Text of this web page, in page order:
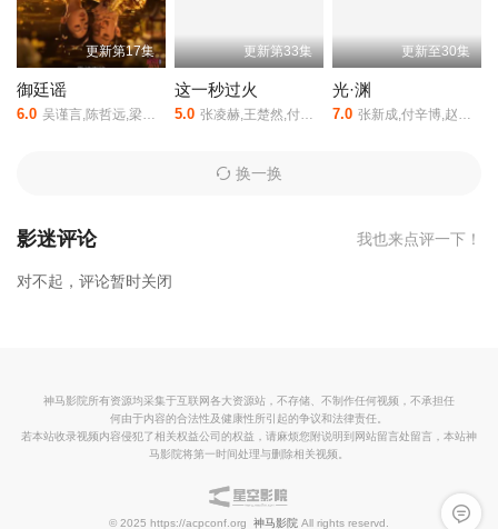
更新第17集
御廷谣
6.0 吴谨言,陈哲远,梁永棋,赵昭仪,张南,郭品超,盛一伦,吴岱融,黄祖鑫,宋麒
更新第33集
这一秒过火
5.0 张凌赫,王楚然,付辛博,徐振轩,鹤秋,王籽苏,胡杏儿,沙宝亮,吴莫愁,毛孩,鹿骐,苇青,刘令姿,康可人,陈东阳,黄博远,斓曦,张弓,金俊秀,陈欣予
更新至30集
光·渊
7.0 张新成,付辛博,赵志伟,刘一宏,肖雨
换一换
影迷评论 我也来点评一下！
对不起，评论暂时关闭
留言反
神马影院所有资源均采集于互联网各大资源站，不存储、不制作任何视频，不承担任
何由于内容的合法性及健康性所引起的争议和法律责任。
若本站收录视频内容侵犯了相关权益公司的权益，请麻烦您附说明到网站留言处留言，本站神
马影院将第一时间处理与删除相关视频。
© 2025 https://acpconf.org 神马影院 All rights reservd.